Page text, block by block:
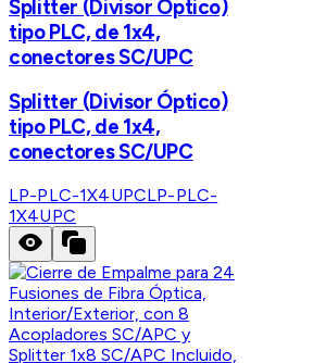
Splitter (Divisor Óptico)
tipo PLC, de 1x4,
conectores SC/UPC
Splitter (Divisor Óptico)
tipo PLC, de 1x4,
conectores SC/UPC
LP-PLC-1X4UPCLP-PLC-
1X4UPC